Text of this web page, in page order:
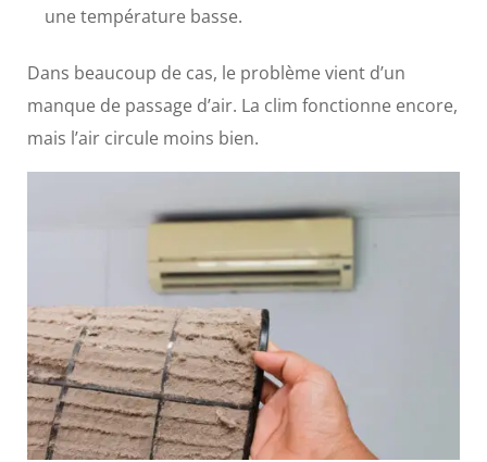
une température basse.
Dans beaucoup de cas, le problème vient d’un
manque de passage d’air. La clim fonctionne encore,
mais l’air circule moins bien.